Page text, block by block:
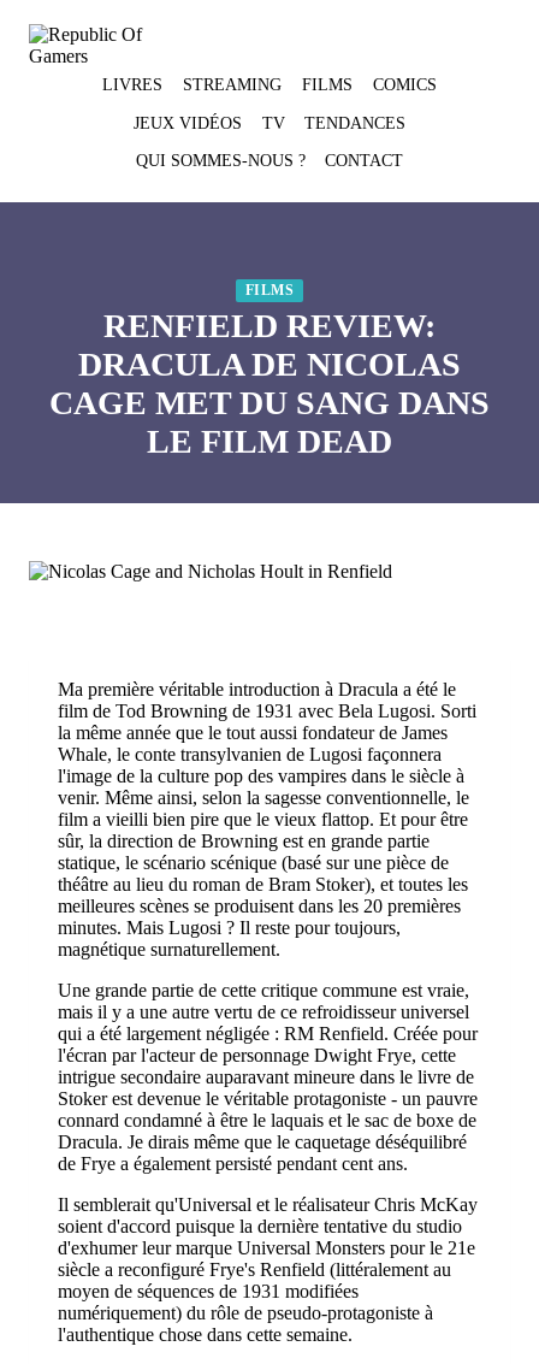
content
LIVRES STREAMING FILMS COMICS
JEUX VIDÉOS TV TENDANCES
QUI SOMMES-NOUS ? CONTACT
FILMS
RENFIELD REVIEW:
DRACULA DE NICOLAS
CAGE MET DU SANG DANS
LE FILM DEAD
Ma première véritable introduction à Dracula a été le
film de Tod Browning de 1931 avec Bela Lugosi. Sorti
la même année que le tout aussi fondateur de James
Whale, le conte transylvanien de Lugosi façonnera
l'image de la culture pop des vampires dans le siècle à
venir. Même ainsi, selon la sagesse conventionnelle, le
film a vieilli bien pire que le vieux flattop. Et pour être
sûr, la direction de Browning est en grande partie
statique, le scénario scénique (basé sur une pièce de
théâtre au lieu du roman de Bram Stoker), et toutes les
meilleures scènes se produisent dans les 20 premières
minutes. Mais Lugosi ? Il reste pour toujours,
magnétique surnaturellement.
Une grande partie de cette critique commune est vraie,
mais il y a une autre vertu de ce refroidisseur universel
qui a été largement négligée : RM Renfield. Créée pour
l'écran par l'acteur de personnage Dwight Frye, cette
intrigue secondaire auparavant mineure dans le livre de
Stoker est devenue le véritable protagoniste - un pauvre
connard condamné à être le laquais et le sac de boxe de
Dracula. Je dirais même que le caquetage déséquilibré
de Frye a également persisté pendant cent ans.
Il semblerait qu'Universal et le réalisateur Chris McKay
soient d'accord puisque la dernière tentative du studio
d'exhumer leur marque Universal Monsters pour le 21e
siècle a reconfiguré Frye's Renfield (littéralement au
moyen de séquences de 1931 modifiées
numériquement) du rôle de pseudo-protagoniste à
l'authentique chose dans cette semaine.